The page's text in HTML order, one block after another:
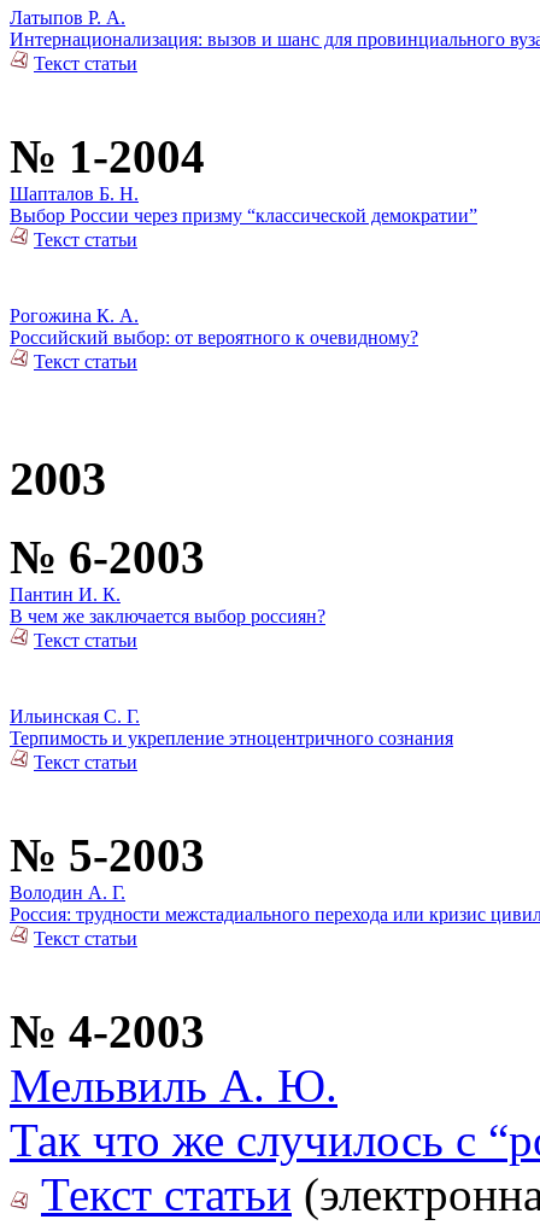
Латыпов Р. А.
Интернационализация: вызов и шанс для провинциального
Текст статьи
№ 1-2004
Шапталов Б. Н.
Выбор России через призму “классической демократии”
Текст статьи
Рогожина К. А.
Российский выбор: от вероятного к очевидному?
Текст статьи
2003
№ 6-2003
Пантин И. К.
В чем же заключается выбор россиян?
Текст статьи
Ильинская С. Г.
Терпимость и укрепление этноцентричного сознания
Текст статьи
№ 5-2003
Володин А. Г.
Россия: трудности межстадиального перехода или кризис
Текст статьи
№ 4-2003
Мельвиль А. Ю.
Так что же случилось с
Текст статьи